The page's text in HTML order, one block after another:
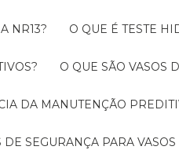
NR13? O QUE É TESTE
O QUE SÃO
DA MANUTENÇÃO
SEGURANÇA PARA